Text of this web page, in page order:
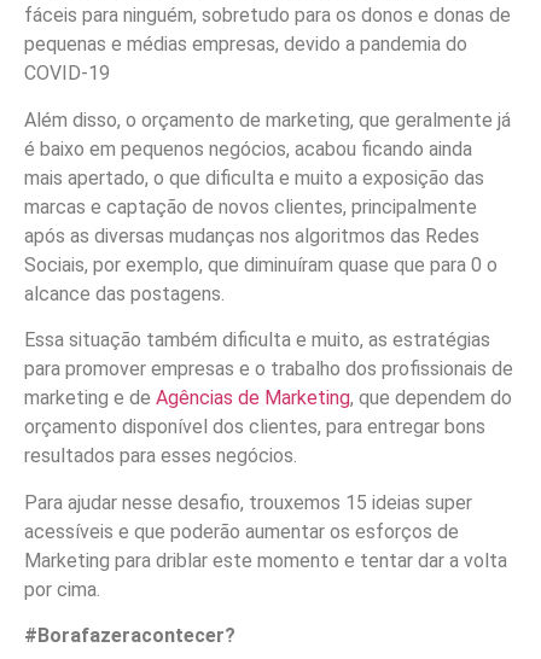
fáceis para ninguém, sobretudo para os donos e donas de
pequenas e médias empresas, devido a pandemia do
COVID-19
Além disso, o orçamento de marketing, que geralmente já
é baixo em pequenos negócios, acabou ficando ainda
mais apertado, o que dificulta e muito a exposição das
marcas e captação de novos clientes, principalmente
após as diversas mudanças nos algoritmos das Redes
Sociais, por exemplo, que diminuíram quase que para 0 o
alcance das postagens.
Essa situação também dificulta e muito, as estratégias
para promover empresas e o trabalho dos profissionais de
marketing e de Agências de Marketing, que dependem do
orçamento disponível dos clientes, para entregar bons
resultados para esses negócios.
Para ajudar nesse desafio, trouxemos 15 ideias super
acessíveis e que poderão aumentar os esforços de
Marketing para driblar este momento e tentar dar a volta
por cima.
#Borafazeracontecer?